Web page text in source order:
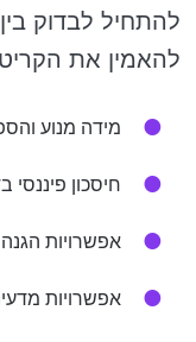
להתחיל לבדוק
להאמין את
מידה מנוע
חיסכון פיננסי
אפשרויות הגנה
אפשרויות